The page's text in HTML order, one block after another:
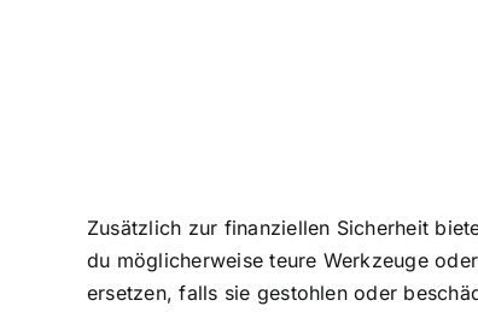
Zusätzlich zur finanziellen Sicherheit
du möglicherweise teure Werkzeuge
ersetzen, falls sie gestohlen oder